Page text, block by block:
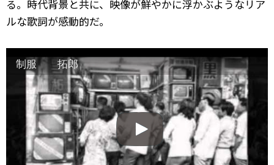
る。時代背景と共に、映像が鮮やかに浮かぶようなリア
ルな歌詞が感動的だ。
制服 拓郎